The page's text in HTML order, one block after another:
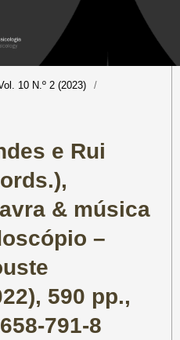
10 N.º 2 (2023)
/
e Rui
& música
–
590 pp.,
791-8